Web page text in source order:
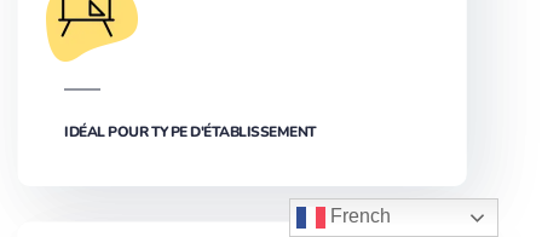
IDÉAL POUR TYPE D'ÉTABLISSEMENT
French